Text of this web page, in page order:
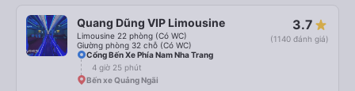
được đưa đến ga bằng xe buýt nhỏ. Họ cũng vận chuyển hàng hóa trong
suốt chuyến đi, và có thể sẽ có những điểm dừng chân. Tôi khuyên bạn nên
chọn công ty này và đặt chỗ ngồi VIP.
Quang Dũng VIP Limousine
Limousine 22 phòng (Có WC)
Giường phòng 32 chỗ (Có WC)
3.7
(1140 đánh giá)
Cổng Bến Xe Phía Nam Nha Trang
4 giờ 25 phút
Bến xe Quảng Ngãi